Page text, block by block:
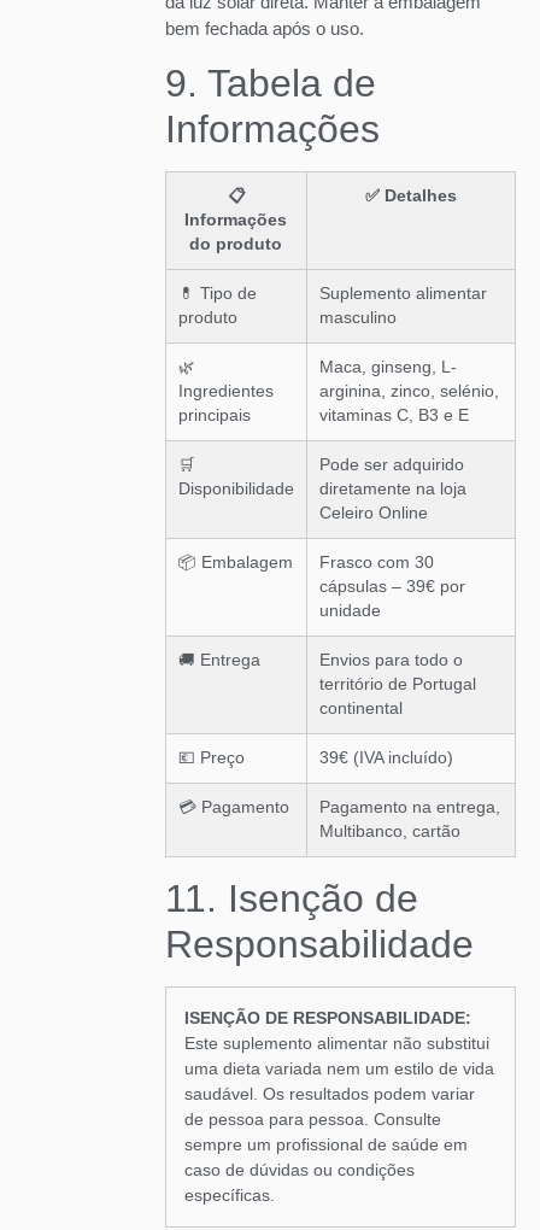
bem fechada após o uso.
9. Tabela de
Informações
📋
Informações
do produto
✅ Detalhes
💊 Tipo de
produto
Suplemento alimentar
masculino
🌿
Ingredientes
principais
Maca, ginseng, L-
arginina, zinco, selénio,
vitaminas C, B3 e E
🛒
Disponibilidade
Pode ser adquirido
diretamente na loja
Celeiro Online
📦 Embalagem
Frasco com 30
cápsulas – 39€ por
unidade
🚚 Entrega
Envios para todo o
território de Portugal
continental
💶 Preço 39€ (IVA incluído)
💳 Pagamento
Pagamento na entrega,
Multibanco, cartão
11. Isenção de
Responsabilidade
ISENÇÃO DE RESPONSABILIDADE:
Este suplemento alimentar não substitui
uma dieta variada nem um estilo de vida
saudável. Os resultados podem variar
de pessoa para pessoa. Consulte
sempre um profissional de saúde em
caso de dúvidas ou condições
específicas.